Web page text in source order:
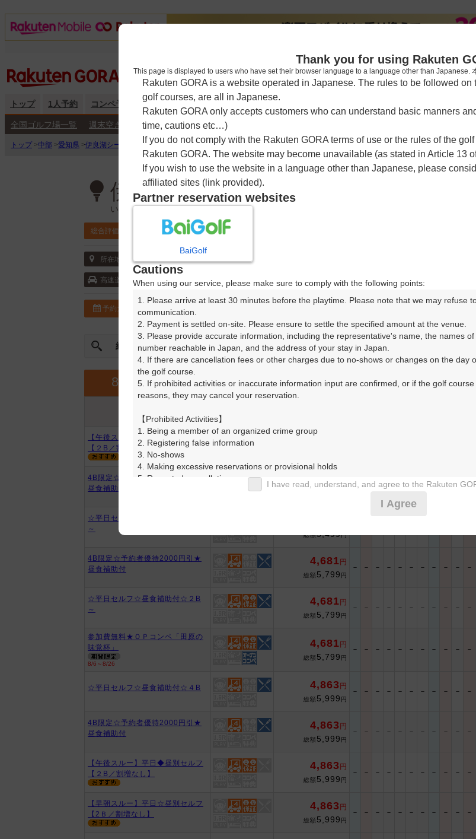
トップ 1人予約 コンペ予約 海外予約 キャンペーン
全国ゴルフ場一覧 週末空き枠検索 平日空き枠検索
トップ >中部 >愛知県 >伊良湖シーサイドゴルフ倶楽部>予約カレンダー
伊良湖シーサイドゴルフ倶楽部
いらごしーさいどごるふくらぶ
総合評価 4.0 ポイント利用可
所在地 〒441-3624 愛知県 田原市伊良湖町宮下2822-2
高速道 東名高速道路・豊川 31km以上
予約カレンダー
絞込み 曜日やスタート時間を指定して、ご希望のプランを絞り込むことができます。
8月 9月 10月 11月
アイコンの説明
【午後スルー】平日◆昼別セルフ
【２B／割増なし】
4B限定☆予約者優待2000円引★
昼食補助付
4,409円
－ － － － － － － － － － －
☆平日セルフ☆昼食補助付☆２B
～
総額5,499円
4B限定☆予約者優待2000円引★
昼食補助付
4,681 円
総額 5,799 円
－ － － － － － － － － － －
☆平日セルフ☆昼食補助付☆２B
～
4,681 円
総額 5,799 円
－ － － － － － － － － － －
参加費無料★ＯＰコンペ「田原の
味覚杯」
8/6～8/26
4,681 円
総額 5,799 円
－ － － － － － － － － － －
☆平日セルフ☆昼食補助付☆４B 4,863 円
総額 5,999 円
－ － － － － － － － － － －
4B限定☆予約者優待2000円引★
昼食補助付
4,863 円
総額 5,999 円
－ － － － － － － － － － －
【午後スルー】平日◆昼別セルフ
【２B／割増なし】
4,863 円
総額 5,999 円
－ － － － － － － － － － －
【早朝スルー】平日☆昼別セルフ
【2Ｂ／割増なし】
4,863 円
総額 5,999 円
－ － － － － － － － － － －
Thank you for using Rakuten
This page is displayed to users who have set their browser language to a language other than Japanese.
Rakuten GORA is a website operated in Japanese. The rules to be followed
golf courses, are all in Japanese.
Rakuten GORA only accepts customers who can understand basic manners
time, cautions etc…)
If you do not comply with the Rakuten GORA terms of use or the rules of the
Rakuten GORA. The website may become unavailable (as stated in Article 13
If you wish to use the website in a language other than Japanese, please
affiliated sites (link provided).
Partner reservation websites
BaiGolf
Cautions
When using our service, please make sure to comply with the following points:
1. Please arrive at least 30 minutes before the playtime. Please note that we may refuse
communication.
2. Payment is settled on-site. Please ensure to settle the specified amount at the venue.
3. Please provide accurate information, including the representative's name, the names
number reachable in Japan, and the address of your stay in Japan.
4. If there are cancellation fees or other charges due to no-shows or changes on the day
the golf course.
5. If prohibited activities or inaccurate information input are confirmed, or if the golf
reasons, they may cancel your reservation.
【Prohibited Activities】
1. Being a member of an organized crime group
2. Registering false information
3. No-shows
4. Making excessive reservations or provisional holds
5. Repeated cancellations
6. Violating laws and regulations
7. Causing inconvenience to others during play (e.g., delaying play, ignoring rules,
I have read, understand, and agree to the Rakuten
I Agree